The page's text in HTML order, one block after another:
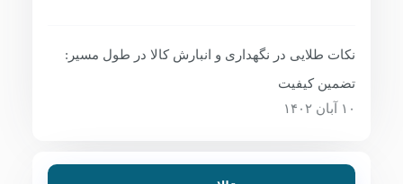
نکات طلایی در نگهداری و انبارش کالا در طول مسیر:
تضمین کیفیت
۱۰ آبان ۱۴۰۲